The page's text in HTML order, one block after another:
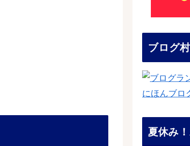
ブログ
にほんブロ
夏休み